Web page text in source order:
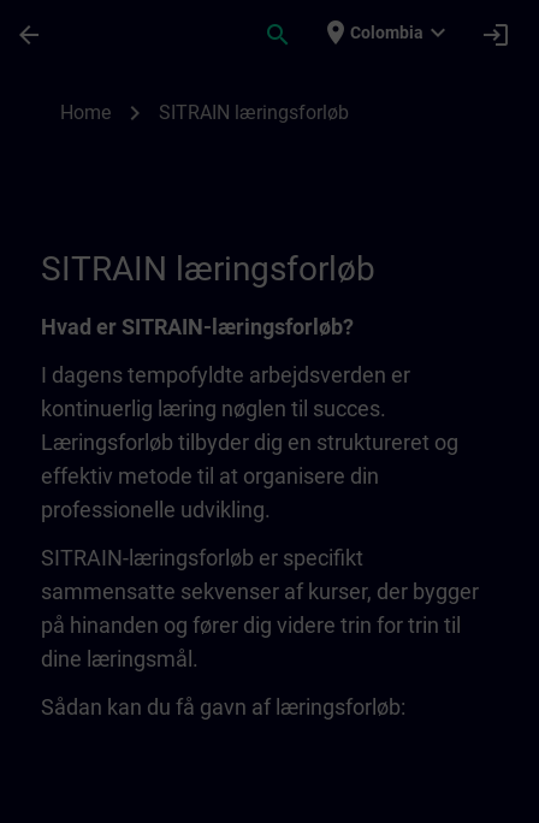
arrow_back search place Colombia expand_more login
Home chevron_right SITRAIN læringsforløb
SITRAIN læringsforløb
Hvad er SITRAIN-læringsforløb?
I dagens tempofyldte arbejdsverden er
kontinuerlig læring nøglen til succes.
Læringsforløb tilbyder dig en struktureret og
effektiv metode til at organisere din
professionelle udvikling.
SITRAIN-læringsforløb er specifikt
sammensatte sekvenser af kurser, der bygger
på hinanden og fører dig videre trin for trin til
dine læringsmål.
Sådan kan du få gavn af læringsforløb: